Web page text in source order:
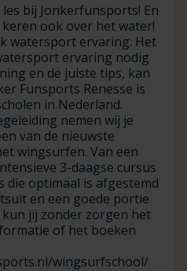
bij Jonkerfunsports! En
ook over het water!
watersport ervaring. Het
ervaring nodig
en de juiste tips, kan
Funsports Renesse is
in Nederland.
nemen wij je
van de nieuwste
wingsurfen. Van een
3-daagse cursus
die optimaal is afgestemd
en een goede portie
jij zonder zorgen het
of het boeken
wingsurfschool/